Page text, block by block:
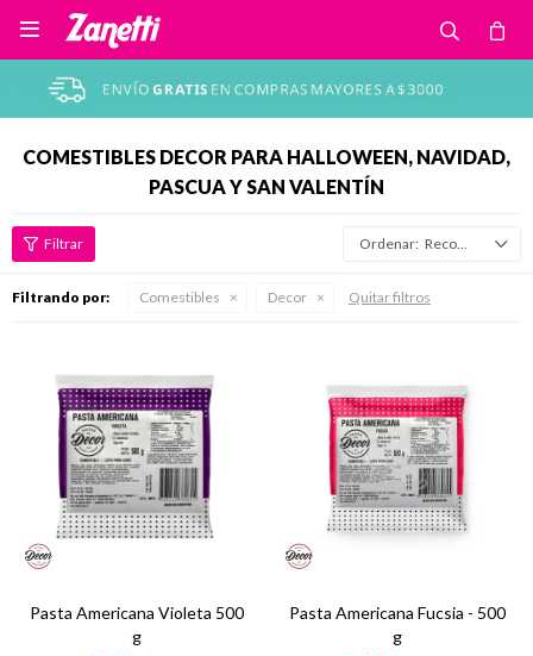

COMESTIBLES DECOR PARA HALLOWEEN, NAVIDAD,
PASCUA Y SAN VALENTÍN
Recomendados
Filtrando por: Comestibles Decor Quitar filtros
Pasta Americana Violeta 500
g
Pasta Americana Fucsia - 500
g